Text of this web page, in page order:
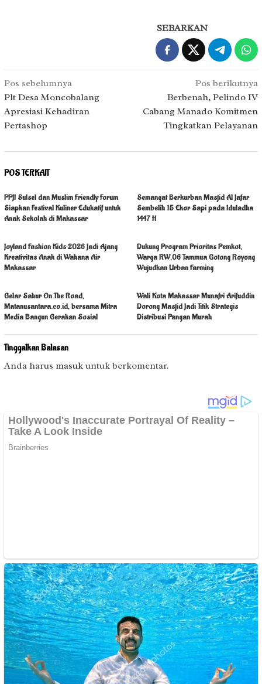
SEBARKAN
Navigasi
pos
Pos sebelumnya
Plt Desa Moncobalang
Apresiasi Kehadiran
Pertashop
Pos berikutnya
Berbenah, Pelindo IV
Cabang Manado Komitmen
Tingkatkan Pelayanan
POS TERKAIT
PPJI Sulsel dan Muslim Friendly Forum
Siapkan Festival Kuliner Edukatif untuk
Anak Sekolah di Makassar
Semangat Berkurban Masjid Al Jafar
Sembelih 15 Ekor Sapi pada Iduladha
1447 H
Joyland Fashion Kids 2026 Jadi Ajang
Kreativitas Anak di Wahana Air
Makassar
Dukung Program Prioritas Pemkot,
Warga RW.06 Tammua Gotong Royong
Wujudkan Urban Farming
Gelar Sahur On The Road,
Matanusantara.co.id, bersama Mitra
Media Bangun Gerakan Sosial
Wali Kota Makassar Munafri Arifuddin
Dorong Masjid Jadi Titik Strategis
Distribusi Pangan Murah
Tinggalkan Balasan
Anda harus masuk untuk berkomentar.